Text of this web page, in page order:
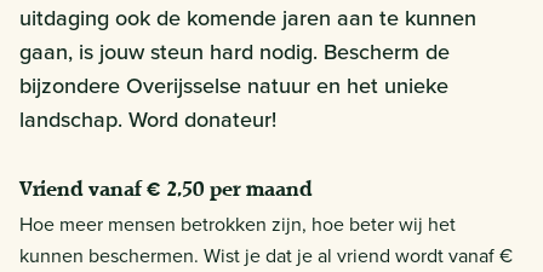
uitdaging ook de komende jaren aan te kunnen
gaan, is jouw steun hard nodig. Bescherm de
bijzondere Overijsselse natuur en het unieke
landschap. Word donateur!
Vriend vanaf € 2,50 per maand
Hoe meer mensen betrokken zijn, hoe beter wij het
kunnen beschermen. Wist je dat je al vriend wordt vanaf €